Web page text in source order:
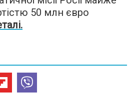
50 млн євро